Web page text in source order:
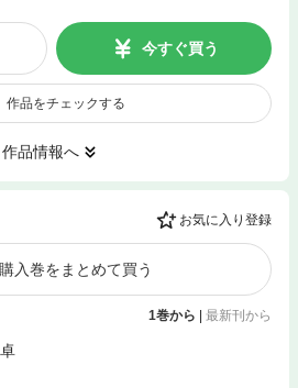
今すぐ買う
作品をチェックする
作品情報へ
お気に入り登録
入巻をまとめて買う
1巻から | 最新刊から